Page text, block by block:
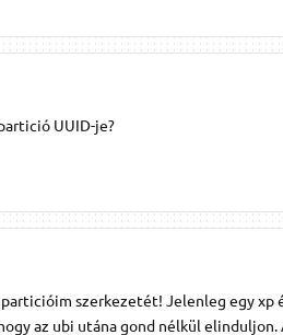
UUID-je?
szerkezetét! Jelenleg egy xp
az ubi utána gond nélkül elinduljon.